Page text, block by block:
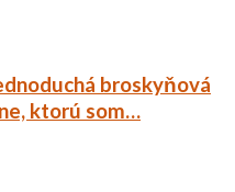
broskyňová
ktorú som…